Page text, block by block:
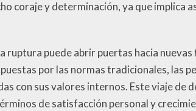
coraje y determinación, ya que implica
ruptura puede abrir puertas hacia
por las normas tradicionales, las
con sus valores internos. Este viaje de
de satisfacción personal y